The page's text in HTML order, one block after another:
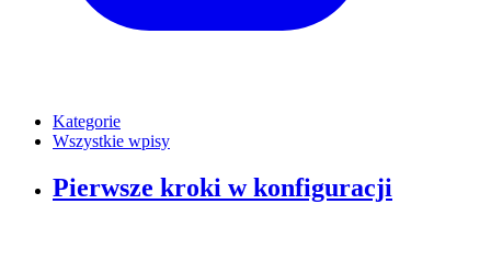
Kategorie
Wszystkie wpisy
Pierwsze kroki w konfiguracji